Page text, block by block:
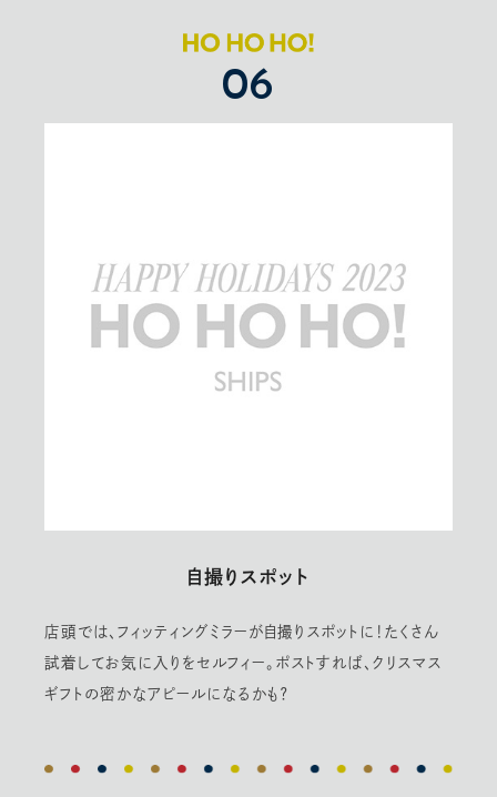
06
自撮りスポット
店頭では、フィッティングミラーが自撮りスポットに！たくさん
試着してお気に入りをセルフィー。ポストすれば、クリスマス
ギフトの密かなアピールになるかも？